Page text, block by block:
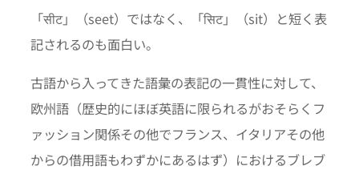
「सीट」（seet）ではなく、「सिट」（sit）と短く表
記されるのも面白い。
古語から入ってきた語彙の表記の一貫性に対して、
欧州語（歴史的にほぼ英語に限られるがおそらくフ
ァッション関係その他でフランス、イタリアその他
からの借用語もわずかにあるはず）におけるブレブ